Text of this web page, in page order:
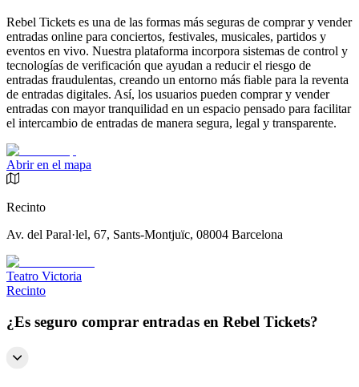
Rebel Tickets es una de las formas más seguras de comprar y vender
entradas online para conciertos, festivales, musicales, partidos y
eventos en vivo. Nuestra plataforma incorpora sistemas de control y
tecnologías de verificación que ayudan a reducir el riesgo de
entradas fraudulentas, creando un entorno más fiable para la reventa
de entradas digitales. Así, los usuarios pueden comprar y vender
entradas con mayor tranquilidad en un espacio pensado para facilitar
el intercambio de entradas de manera segura, legal y transparente.
Abrir en el mapa
Recinto
Av. del Paral·lel, 67, Sants-Montjuïc, 08004 Barcelona
Teatro Victoria
Recinto
¿Es seguro comprar entradas en Rebel Tickets?